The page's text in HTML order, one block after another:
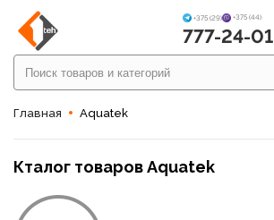
+375 (29) +375 (44)
777-24-01
Главная Aquatek
Кталог товаров Aquatek